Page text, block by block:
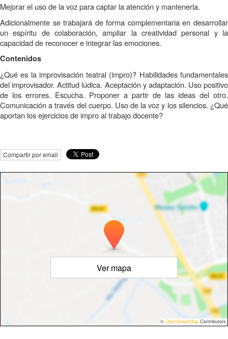
Mejorar el uso de la voz para captar la atención y mantenerla.
Adicionalmente se trabajará de forma complementaria en desarrollar
un espíritu de colaboración, ampliar la creatividad personal y la
capacidad de reconocer e integrar las emociones.
Contenidos
¿Qué es la improvisación teatral (impro)? Habilidades fundamentales
del improvisador. Actitud lúdica. Aceptación y adaptación. Uso positivo
de los errores. Escucha. Proponer a partir de las ideas del otro.
Comunicación a través del cuerpo. Uso de la voz y los silencios. ¿Qué
aportan los ejercicios de impro al trabajo docente?
Compartir por email
Ver mapa
© OpenStreetMap Contributors